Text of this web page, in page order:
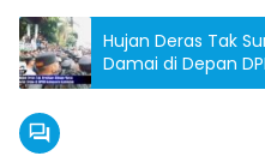
Hujan Deras Tak
Damai di Depan